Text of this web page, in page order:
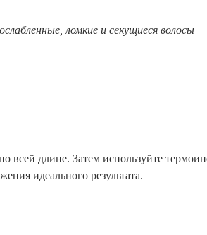
ломкие и секущиеся волосы
всей длине. Затем используйте
идеального результата.